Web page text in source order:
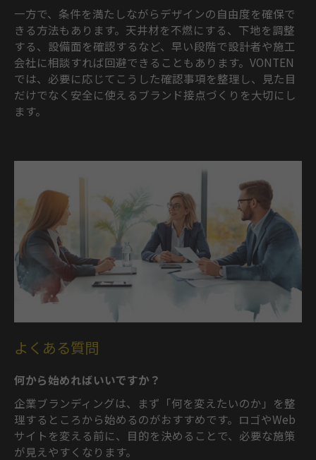
一方で、条件を満たしながらデザインの自由度を確保で
きる方法もあります。天井材を不燃にする、下地を調整
する、設備面を確認するなど、早い段階で設計者や施工
会社に相談すれば回避できることもあります。VONTEN
では、必要に応じてこうした確認事項を整理し、見た目
だけでなく安全に使えるブランド接点づくりを大切にし
ます。
よくある質問
何から始めればいいですか？
企業ブランディングは、まず「何を変えたいのか」を整
理するところから始めるのがおすすめです。ロゴやWeb
サイトを変える前に、目的を決めることで、必要な施策
が見えやすくなります。